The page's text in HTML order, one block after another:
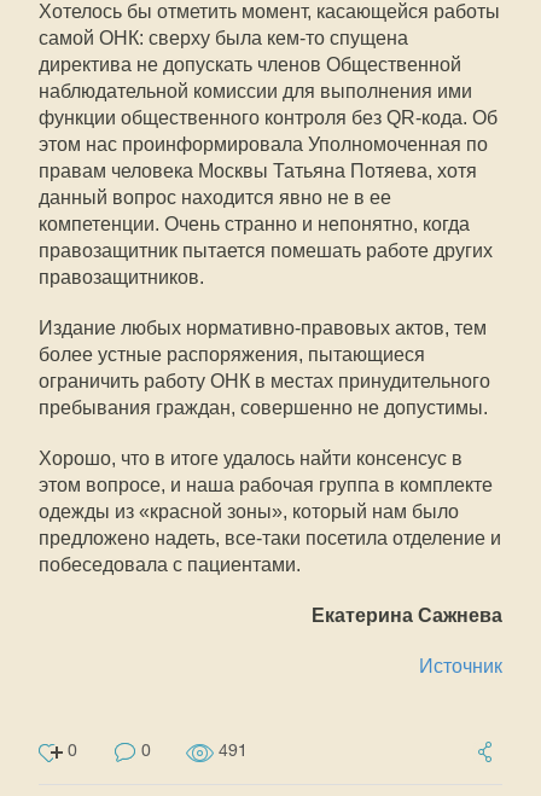
Хотелось бы отметить момент, касающейся работы
самой ОНК: сверху была кем-то спущена
директива не допускать членов Общественной
наблюдательной комиссии для выполнения ими
функции общественного контроля без QR-кода. Об
этом нас проинформировала Уполномоченная по
правам человека Москвы Татьяна Потяева, хотя
данный вопрос находится явно не в ее
компетенции. Очень странно и непонятно, когда
правозащитник пытается помешать работе других
правозащитников.
Издание любых нормативно-правовых актов, тем
более устные распоряжения, пытающиеся
ограничить работу ОНК в местах принудительного
пребывания граждан, совершенно не допустимы.
Хорошо, что в итоге удалось найти консенсус в
этом вопросе, и наша рабочая группа в комплекте
одежды из «красной зоны», который нам было
предложено надеть, все-таки посетила отделение и
побеседовала с пациентами.
Екатерина Сажнева
Источник
0 0 491